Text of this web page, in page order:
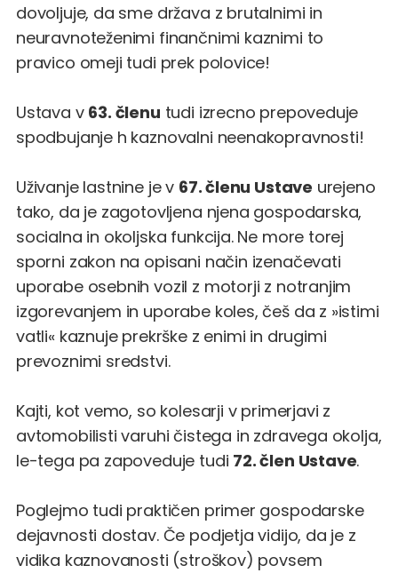
dovoljuje, da sme država z brutalnimi in
neuravnoteženimi finančnimi kaznimi to
pravico omeji tudi prek polovice!
Ustava v 63. členu tudi izrecno prepoveduje
spodbujanje h kaznovalni neenakopravnosti!
Uživanje lastnine je v 67. členu Ustave urejeno
tako, da je zagotovljena njena gospodarska,
socialna in okoljska funkcija. Ne more torej
sporni zakon na opisani način izenačevati
uporabe osebnih vozil z motorji z notranjim
izgorevanjem in uporabe koles, češ da z »istimi
vatli« kaznuje prekrške z enimi in drugimi
prevoznimi sredstvi.
Kajti, kot vemo, so kolesarji v primerjavi z
avtomobilisti varuhi čistega in zdravega okolja,
le-tega pa zapoveduje tudi 72. člen Ustave.
Poglejmo tudi praktičen primer gospodarske
dejavnosti dostav. Če podjetja vidijo, da je z
vidika kaznovanosti (stroškov) povsem